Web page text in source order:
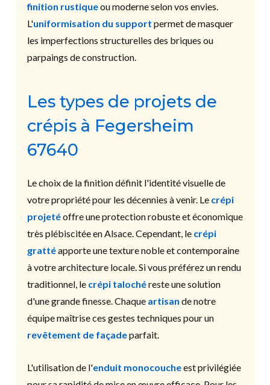
finition rustiqueou moderne selon vos envies.
L'uniformisation du support permet de masquer
les imperfections structurelles des briques ou
parpaings de construction.
Les types de projets de
crépis à Fegersheim
67640
Le choix de la finition définit l'identité visuelle de
votre propriété pour les décennies à venir. Le crépi
projetéoffre une protection robuste et économique
très plébiscitée en Alsace. Cependant, le crépi
grattéapporte une texture noble et contemporaine
à votre architecture locale. Si vous préférez un rendu
traditionnel, le crépi talochéreste une solution
d'une grande finesse. Chaque artisan de notre
équipe maîtrise ces gestes techniques pour un
revêtement de façadeparfait.
L'utilisation de l'enduit monocoucheest privilégiée